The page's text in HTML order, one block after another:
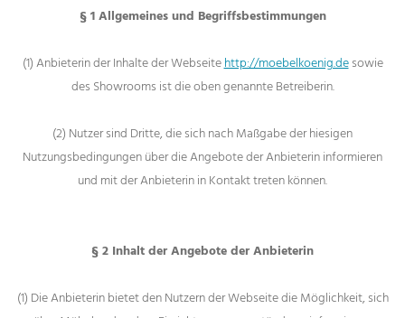
§ 1 Allgemeines und Begriffsbestimmungen
(1) Anbieterin der Inhalte der Webseitehttp://moebelkoenig.desowie
des Showrooms ist die oben genannte Betreiberin.
(2) Nutzer sind Dritte, die sich nach Maßgabe der hiesigen
Nutzungsbedingungen über die Angebote der Anbieterin informieren
und mit der Anbieterin in Kontakt treten können.
§ 2 Inhalt der Angebote der Anbieterin
(1) Die Anbieterin bietet den Nutzern der Webseite die Möglichkeit, sich